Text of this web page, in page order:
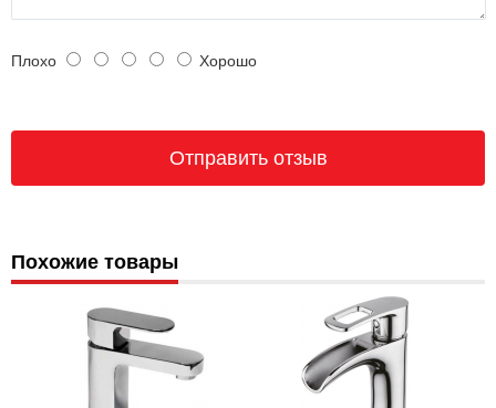
Плохо Хорошо
Похожие товары